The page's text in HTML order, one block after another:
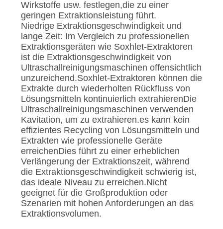
Wirkstoffe usw. festlegen,die zu einer
geringen Extraktionsleistung führt.
Niedrige Extraktionsgeschwindigkeit und
lange Zeit: Im Vergleich zu professionellen
Extraktionsgeräten wie Soxhlet-Extraktoren
ist die Extraktionsgeschwindigkeit von
Ultraschallreinigungsmaschinen offensichtlich
unzureichend.Soxhlet-Extraktoren können die
Extrakte durch wiederholten Rückfluss von
Lösungsmitteln kontinuierlich extrahierenDie
Ultraschallreinigungsmaschinen verwenden
Kavitation, um zu extrahieren.es kann kein
effizientes Recycling von Lösungsmitteln und
Extrakten wie professionelle Geräte
erreichenDies führt zu einer erheblichen
Verlängerung der Extraktionszeit, während
die Extraktionsgeschwindigkeit schwierig ist,
das ideale Niveau zu erreichen.Nicht
geeignet für die Großproduktion oder
Szenarien mit hohen Anforderungen an das
Extraktionsvolumen.